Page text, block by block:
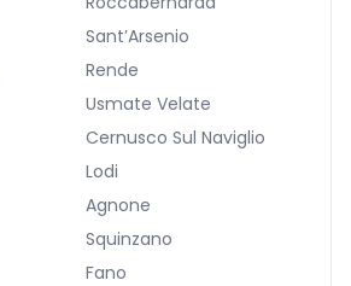
Sant’Arsenio
Rende
Usmate Velate
Cernusco Sul Naviglio
Lodi
Agnone
Squinzano
Fano